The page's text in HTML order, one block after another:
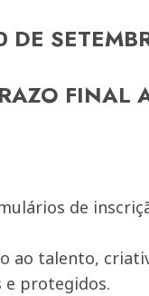
DE
FINAL
de
ao talento,
e protegidos.